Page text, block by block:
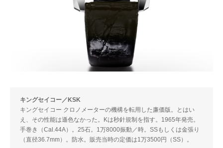
キングセイコー／KSK
キングセイコー クロノメーターの機構を転用した廉価版。とはい
え、その性能は遜色なかった。Kは秒針規制を指す。1965年発売。
手巻き（Cal.44A）。25石。1万8000振動／時。SSもしくは金張り
（直径36.7mm）。防水。販売当時の定価は1万3500円（SS）。